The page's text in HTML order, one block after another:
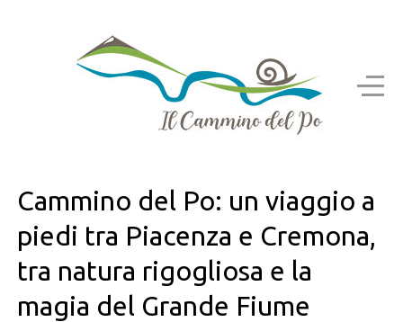
Cammino del Po: un viaggio a
piedi tra Piacenza e Cremona,
tra natura rigogliosa e la
magia del Grande Fiume